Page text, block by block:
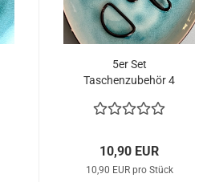
5er Set
Taschenzubehör 4
10,90 EUR
10,90 EUR pro Stück